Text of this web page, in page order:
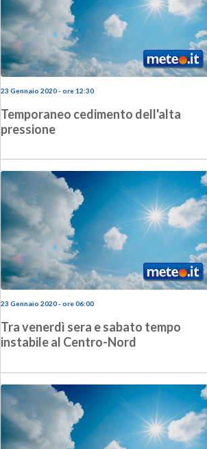
23 Gennaio 2020 - ore 12:30
Temporaneo cedimento dell'alta
pressione
23 Gennaio 2020 - ore 06:00
Tra venerdì sera e sabato tempo
instabile al Centro-Nord